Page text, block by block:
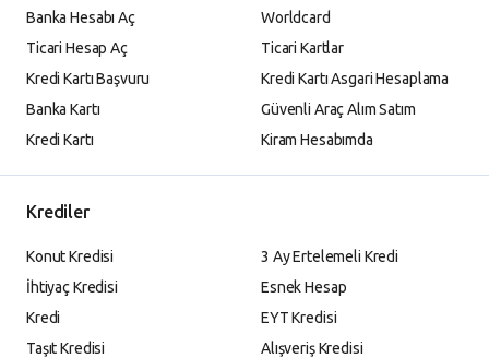
Banka Hesabı Aç
Ticari Hesap Aç
Kredi Kartı Başvuru
Banka Kartı
Kredi Kartı
Worldcard
Ticari Kartlar
Kredi Kartı Asgari Hesaplama
Güvenli Araç Alım Satım
Kiram Hesabımda
Krediler
Konut Kredisi
İhtiyaç Kredisi
Kredi
Taşıt Kredisi
3 Ay Ertelemeli Kredi
Esnek Hesap
EYT Kredisi
Alışveriş Kredisi